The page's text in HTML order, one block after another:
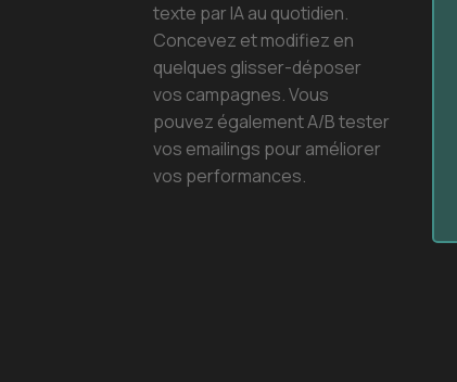
texte par IA au quotidien.
Concevez et modifiez en
quelques glisser-déposer
vos campagnes. Vous
pouvez également A/B tester
vos emailings pour améliorer
vos performances.